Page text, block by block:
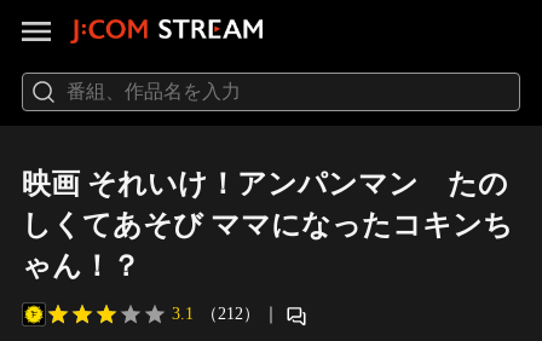
映画 それいけ！アンパンマン たの
しくてあそび ママになったコキンち
ゃん！？
3.1 （212） ｜